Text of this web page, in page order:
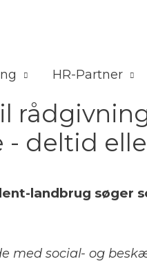
HR-Partner
- deltid
landbrug
med social- og